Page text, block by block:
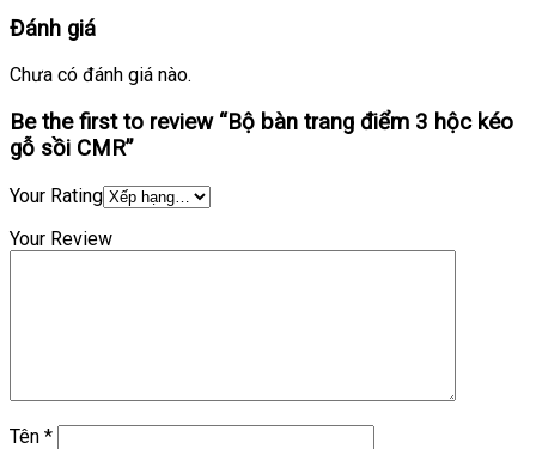
Đánh giá
Chưa có đánh giá nào.
Be the first to review “Bộ bàn trang điểm 3 hộc kéo
gỗ sồi CMR”
Your Rating
Your Review
Tên *